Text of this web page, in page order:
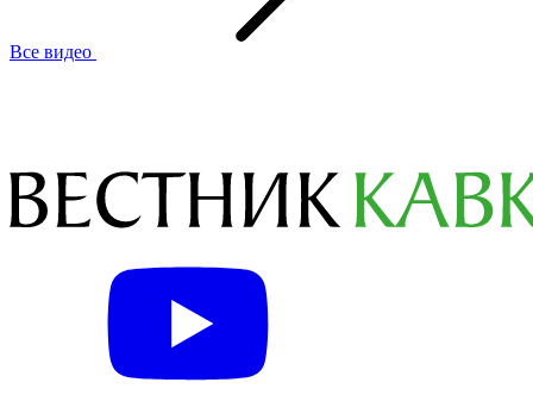
Все видео